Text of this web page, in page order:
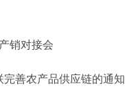
销对接会
善农产品供应链的通知